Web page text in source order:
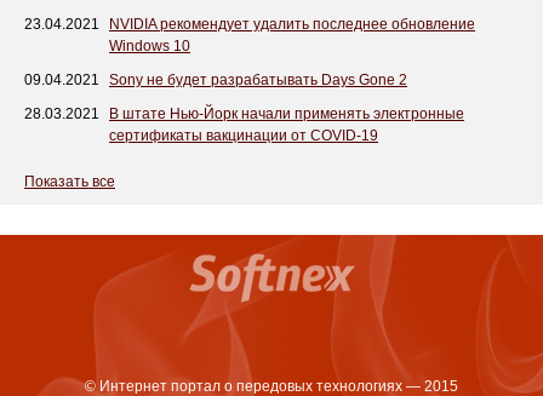
23.04.2021
NVIDIA рекомендует удалить последнее обновление
Windows 10
09.04.2021
Sony не будет разрабатывать Days Gone 2
28.03.2021
В штате Нью-Йорк начали применять электронные
сертификаты вакцинации от COVID-19
Показать все
© Интернет портал о передовых технологиях — 2015